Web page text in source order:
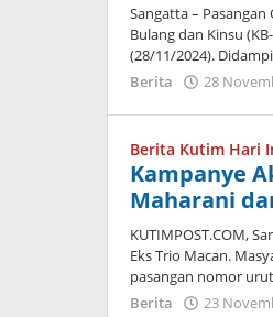
Sangatta –
Bulang dan Kinsu
(28/11/2024).
Berita
28
Berita Kutim Hari
Kampanye
Maharani
KUTIMPOST.COM,
Eks Trio Macan.
pasangan nomor urut
Berita
23